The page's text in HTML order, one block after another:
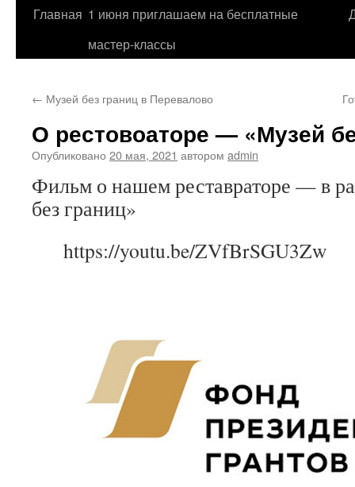
Главная 1 июня приглашаем на бесплатные
мастер-классы
← Музей без границ в Перевалово
О рестовоаторе — «Музей
Опубликовано 20 мая, 2021 автором admin
Фильм о нашем реставраторе — в
без границ»
https://youtu.be/ZVfBrSGU3Zw